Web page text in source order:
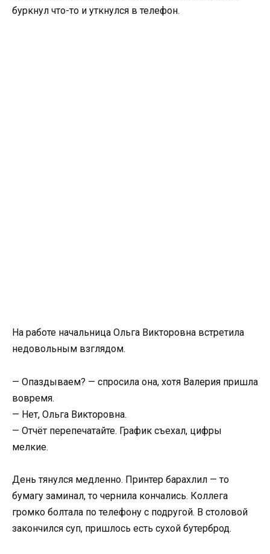
буркнул что-то и уткнулся в телефон.
На работе начальница Ольга Викторовна встретила
недовольным взглядом.
— Опаздываем? — спросила она, хотя Валерия пришла
вовремя.
— Нет, Ольга Викторовна.
— Отчёт перепечатайте. График съехал, цифры
мелкие.
День тянулся медленно. Принтер барахлил — то
бумагу заминал, то чернила кончались. Коллега
громко болтала по телефону с подругой. В столовой
закончился суп, пришлось есть сухой бутерброд.